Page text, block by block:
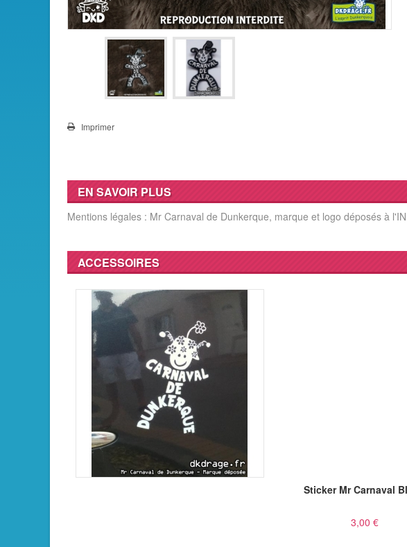
Imprimer
EN SAVOIR PLUS
Mentions légales : Mr Carnaval de Dunkerque, marque et logo déposés à
ACCESSOIRES
Sticker Mr Carnaval
3,00 €